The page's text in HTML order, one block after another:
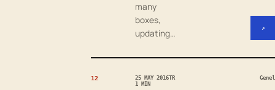
many
boxes,
updating…
↗
12 25 MAY 2016TR
1 MIN
Genel